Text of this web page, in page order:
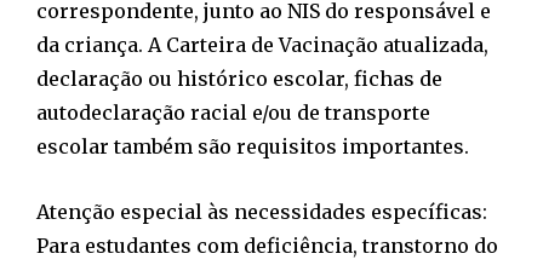
correspondente, junto ao NIS do responsável e
da criança. A Carteira de Vacinação atualizada,
declaração ou histórico escolar, fichas de
autodeclaração racial e/ou de transporte
escolar também são requisitos importantes.
Atenção especial às necessidades específicas:
Para estudantes com deficiência, transtorno do